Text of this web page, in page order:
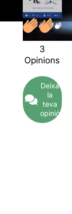
3
Opinions
Deixa
la
teva
opinió